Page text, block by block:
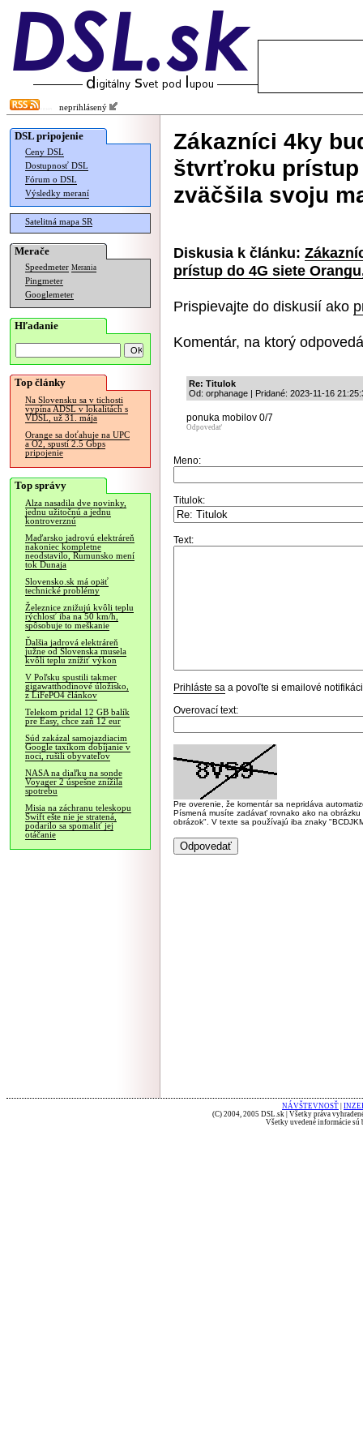
neprihlásený
DSL pripojenie
Ceny DSL
Dostupnosť DSL
Fórum o DSL
Výsledky meraní
Satelitná mapa SR
Merače
Speedmeter Merania
Pingmeter
Googlemeter
Hľadanie
Top články
Na Slovensku sa v tichosti
vypína ADSL v lokalitách s
VDSL, už 31. mája
Orange sa doťahuje na UPC
a O2, spustí 2.5 Gbps
pripojenie
Top správy
Alza nasadila dve novinky,
jednu užitočnú a jednu
kontroverznú
Maďarsko jadrovú elektráreň
nakoniec kompletne
neodstavilo, Rumunsko mení
tok Dunaja
Slovensko.sk má opäť
technické problémy
Železnice znižujú kvôli teplu
rýchlosť iba na 50 km/h,
spôsobuje to meškanie
Ďalšia jadrová elektráreň
južne od Slovenska musela
kvôli teplu znížiť výkon
V Poľsku spustili takmer
gigawatthodinové úložisko,
z LiFePO4 článkov
Telekom pridal 12 GB balík
pre Easy, chce zaň 12 eur
Súd zakázal samojazdiacim
Google taxíkom dobíjanie v
noci, rušili obyvateľov
NASA na diaľku na sonde
Voyager 2 úspešne znížila
spotrebu
Misia na záchranu teleskopu
Swift ešte nie je stratená,
podarilo sa spomaliť jej
otáčanie
Zákazníci 4ky
štvrťroku prístup
zväčšila svoju
Diskusia k článku:
prístup do 4G siete
Prispievajte do diskusií ako
Komentár, na ktorý
Re: Titulok
Od: orphanage | Pridané: 2023-11-16
ponuka mobilov 0/7
Odpovedať
Meno:
Titulok:
Text:
Prihláste sa a povoľte si emailové
Overovací text:
Pre overenie, že komentár sa nepridáva
Písmená musíte zadávať rovnako ako na
obrázok". V texte sa používajú iba znaky
NÁVŠTEVNOSŤ
(C) 2004, 2005 DSL.sk | Všetky práva
Všetky uvedené informácie sú